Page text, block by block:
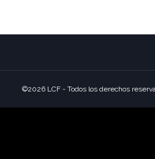
©2026 LCF - Todos los derechos